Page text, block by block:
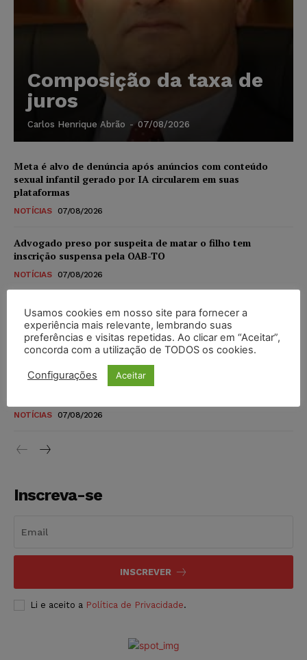
Composição da taxa de
juros
Carlos Henrique Abrão - 07/08/2026
Meta é alvo de denúncia após anúncios com conteúdo
sexual infantil gerado por IA circularem em suas
plataformas
NOTÍCIAS 07/08/2026
Advogado preso por suspeita de matar o filho tem
inscrição suspensa pela OAB-TO
NOTÍCIAS 07/08/2026
STF amplia isenção de IBS e CBS na compra de veículos
novos para pessoas com deficiência e autistas de todos os
níveis
DIREITO TRIBUTÁRIO 07/08/2026
Justiça do Trabalho mantém justa causa de empregado que
NOTÍCIAS 07/08/2026
Inscreva-se
INSCREVER
Li e aceito a Política de Privacidade.
Usamos cookies em nosso site para fornecer a
experiência mais relevante, lembrando suas
preferências e visitas repetidas. Ao clicar em “Aceitar”,
concorda com a utilização de TODOS os cookies.
Configurações Aceitar